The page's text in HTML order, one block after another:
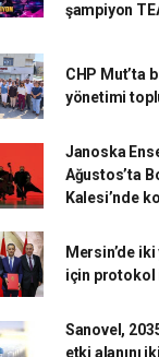
şampiyon
CHP Mut’ta
yönetimi
Janoska
Ağustos’ta
Kalesi’nde
Mersin’de
için protokol
Sanovel,
etki alanını